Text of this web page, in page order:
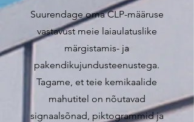
Suurendage oma CLP-määruse
vastavust meie laiaulatuslike
märgistamis- ja
pakendikujundusteenustega.
Tagame, et teie kemikaalide
mahutitel on nõutavad
signaalsõnad, piktogrammid ja